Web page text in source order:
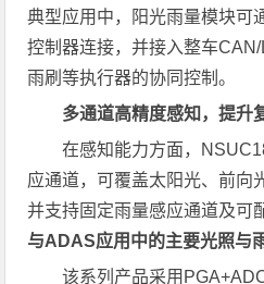
典型应用中，阳光雨量模块可
控制器连接，并接入整车CAN/
雨刷等执行器的协同控制。
多通道高精度感知，提升
在感知能力方面，
应通道，可覆盖太阳光、前向
并支持固定雨量感应通道及可
与ADAS应用中的主要光照与
该系列产品采用